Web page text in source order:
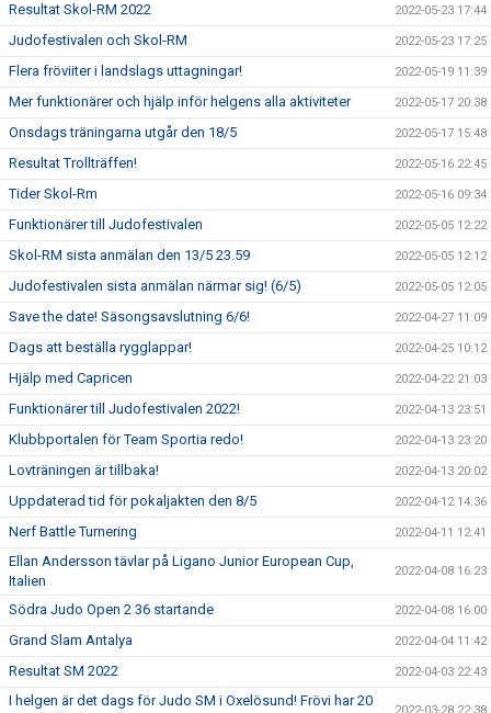
Resultat Skol-RM 2022 2022-05-23 17:44
Judofestivalen och Skol-RM 2022-05-23 17:25
Flera fröviiter i landslags uttagningar! 2022-05-19 11:39
Mer funktionärer och hjälp inför helgens alla aktiviteter 2022-05-17 20:38
Onsdags träningarna utgår den 18/5 2022-05-17 15:48
Resultat Trollträffen! 2022-05-16 22:45
Tider Skol-Rm 2022-05-16 09:34
Funktionärer till Judofestivalen 2022-05-05 12:22
Skol-RM sista anmälan den 13/5 23.59 2022-05-05 12:12
Judofestivalen sista anmälan närmar sig! (6/5) 2022-05-05 12:05
Save the date! Säsongsavslutning 6/6! 2022-04-27 11:09
Dags att beställa rygglappar! 2022-04-25 10:12
Hjälp med Capricen 2022-04-22 21:03
Funktionärer till Judofestivalen 2022! 2022-04-13 23:51
Klubbportalen för Team Sportia redo! 2022-04-13 23:20
Lovträningen är tillbaka! 2022-04-13 20:02
Uppdaterad tid för pokaljakten den 8/5 2022-04-12 14:36
Nerf Battle Turnering 2022-04-11 12:41
Ellan Andersson tävlar på Ligano Junior European Cup,
Italien
2022-04-08 16:23
Södra Judo Open 2 36 startande 2022-04-08 16:00
Grand Slam Antalya 2022-04-04 11:42
Resultat SM 2022 2022-04-03 22:43
I helgen är det dags för Judo SM i Oxelösund! Frövi har 20